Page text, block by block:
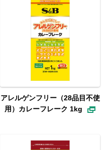
アレルゲンフリー（28品目不使
用）カレーフレーク 1kg